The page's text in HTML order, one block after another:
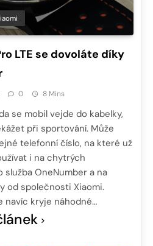
LTE se dovoláte díky
0 8 Mins
se mobil vejde do kabelky,
při sportování. Může
telefonní číslo, na které už
i na chytrých
služba OneNumber a na
od společnosti Xiaomi.
navíc kryje náhodné…